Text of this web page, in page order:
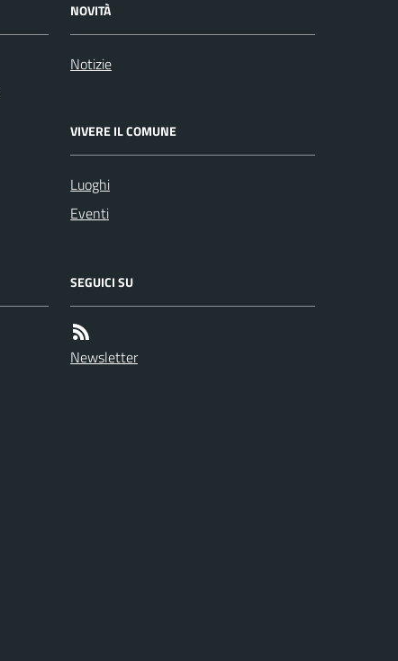
NOVITÀ
Notizie
VIVERE IL COMUNE
Luoghi
Eventi
SEGUICI SU
Newsletter